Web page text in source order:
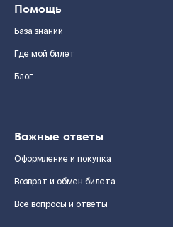
Помощь
База знаний
Где мой билет
Блог
Важные ответы
Оформление и покупка
Возврат и обмен билета
Все вопросы и ответы